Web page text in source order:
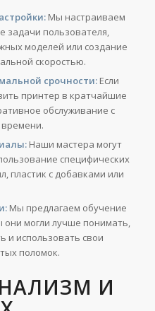
Мы настраиваем
задачи пользователя,
моделей или создание
скоростью.
срочности:Если
принтер в кратчайшие
обслуживание с
Наши мастера могут
специфических
пластик с добавками или
Мы предлагаем обучение
они могли лучше понимать,
и использовать свои
поломок.
И